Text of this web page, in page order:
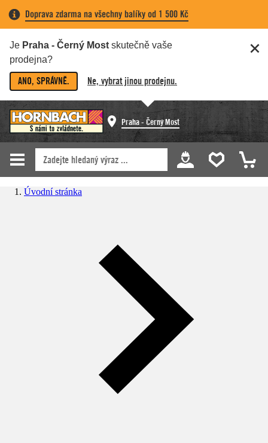
Doprava zdarma na všechny balíky od 1 500 Kč
Je Praha - Černý Most skutečně vaše
prodejna?
ANO, SPRÁVNĚ. Ne, vybrat jinou prodejnu.
Praha - Černý Most
Úvodní stránka